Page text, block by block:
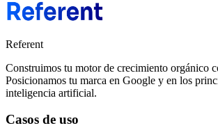
Referent
Construimos tu motor de crecimiento orgánico
Posicionamos tu marca en Google y en los
inteligencia artificial.
Casos de uso